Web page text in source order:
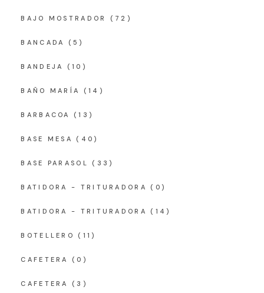
BAJO MOSTRADOR (72)
BANCADA (5)
BANDEJA (10)
BAÑO MARÍA (14)
BARBACOA (13)
BASE MESA (40)
BASE PARASOL (33)
BATIDORA - TRITURADORA (0)
BATIDORA - TRITURADORA (14)
BOTELLERO (11)
CAFETERA (0)
CAFETERA (3)